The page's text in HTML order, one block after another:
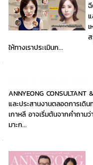
ให้ทางเราประเมินก...
ANNYEONG
และประสานงานตลอดการเดิ
เกาหลี อาจเริ่มต้นจากคำถาม
มาะก...